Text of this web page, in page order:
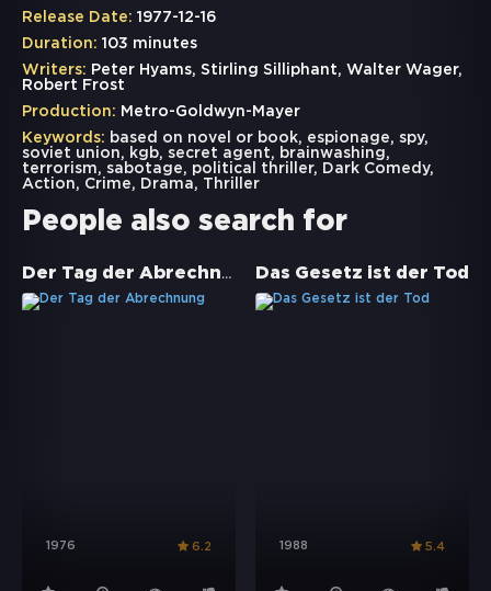
Release Date: 1977-12-16
Duration: 103 minutes
Writers: Peter Hyams, Stirling Silliphant, Walter Wager,
Robert Frost
Production: Metro-Goldwyn-Mayer
Keywords: based on novel or book, espionage, spy,
soviet union, kgb, secret agent, brainwashing ,
terrorism, sabotage, political thriller, Dark Comedy,
Action, Crime, Drama, Thriller
People also search for
Der Tag der Abrechnung
1976 6.2
Das Gesetz ist der Tod
1988 5.4